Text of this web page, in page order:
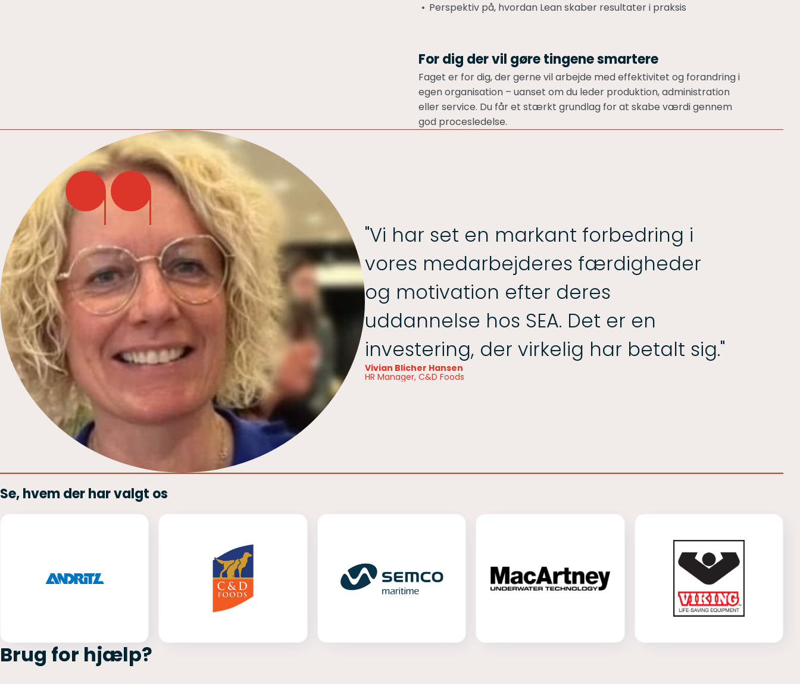
Perspektiv på, hvordan Lean skaber resultater i praksis
For dig der vil gøre tingene smartere
Faget er for dig, der gerne vil arbejde med effektivitet og forandring i
egen organisation – uanset om du leder produktion, administration
eller service. Du får et stærkt grundlag for at skabe værdi gennem
god procesledelse.
"Vi har set en markant forbedring i
vores medarbejderes færdigheder
og motivation efter deres
uddannelse hos SEA. Det er en
investering, der virkelig har betalt sig."
Vivian Blicher Hansen
HR Manager, C&D Foods
Se, hvem der har valgt os
Brug for hjælp?